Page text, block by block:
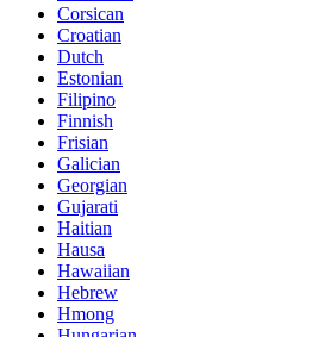
Corsican
Croatian
Dutch
Estonian
Filipino
Finnish
Frisian
Galician
Georgian
Gujarati
Haitian
Hausa
Hawaiian
Hebrew
Hmong